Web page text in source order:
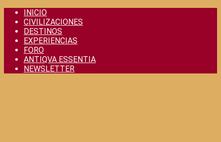
Skip
content
INICIO
CIVILIZACIONES
DESTINOS
EXPERIENCIAS
FORO
ANTIQVA ESSENTIA
NEWSLETTER